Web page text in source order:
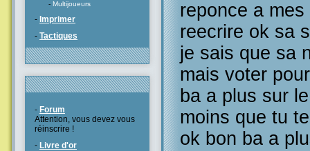
- Multijoueurs
- Imprimer
- Tactiques
- Forum
Attention, vous devez vous
réinscrire !
- Livre d'or
reponce a
reecrire ok sa
je sais que sa
mais voter
ba a plus sur
moins que tu
ok bon ba a